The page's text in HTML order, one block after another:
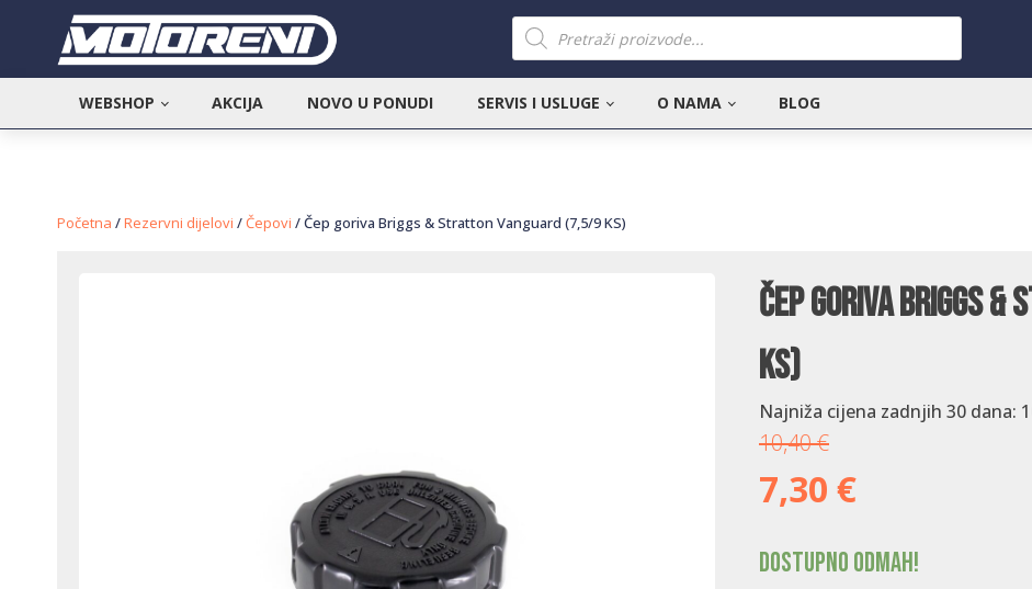
Products
search
WEBSHOP AKCIJA NOVO U PONUDI SERVIS I USLUGE O NAMA BLOG
Početna /Rezervni dijelovi /Čepovi / Čep goriva Briggs & Stratton Vanguard (7,5/9 KS)
Čep goriva Briggs
KS)
Najniža cijena zadnjih 30 dana:
10,40€
7,30 €
Dostupno odmah!